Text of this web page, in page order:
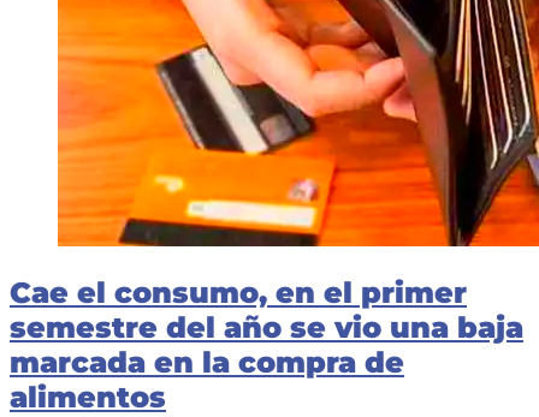
Cae el consumo, en el primer
semestre del año se vio una baja
marcada en la compra de
alimentos